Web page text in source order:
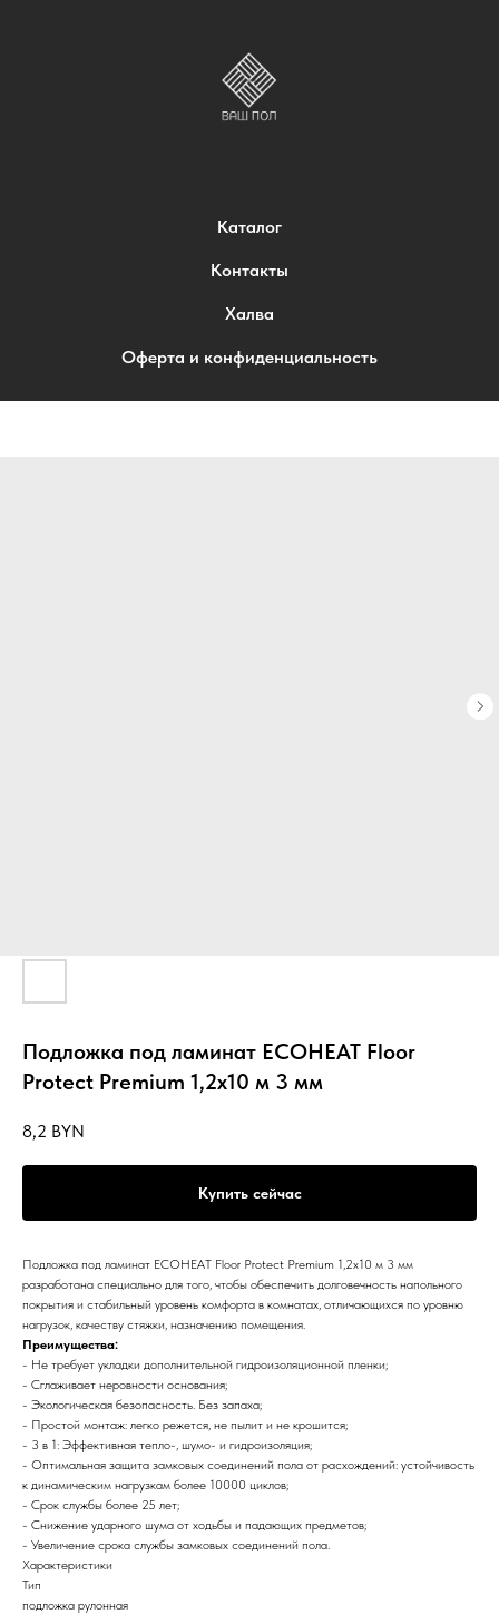
Каталог
Контакты
Халва
Оферта и конфиденциальность
Подложка под ламинат ECOHEAT Floor
Protect Premium 1,2х10 м 3 мм
8,2 BYN
Купить сейчас
Подложка под ламинат ECOHEAT Floor Protect Premium 1,2х10 м 3 мм
разработана специально для того, чтобы обеспечить долговечность напольного
покрытия и стабильный уровень комфорта в комнатах, отличающихся по уровню
нагрузок, качеству стяжки, назначению помещения.
Преимущества:
- Не требует укладки дополнительной гидроизоляционной пленки;
- Сглаживает неровности основания;
- Экологическая безопасность. Без запаха;
- Простой монтаж: легко режется, не пылит и не крошится;
- 3 в 1: Эффективная тепло-, шумо- и гидроизоляция;
- Оптимальная защита замковых соединений пола от расхождений: устойчивость
к динамическим нагрузкам более 10000 циклов;
- Срок службы более 25 лет;
- Снижение ударного шума от ходьбы и падающих предметов;
- Увеличение срока службы замковых соединений пола.
Характеристики
Тип
подложка рулонная